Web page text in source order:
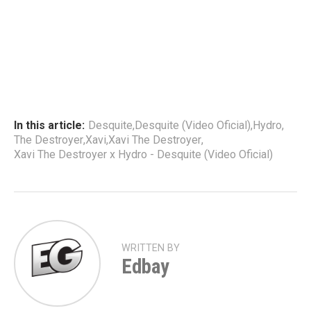
In this article: Desquite,Desquite (Video Oficial),Hydro,
The Destroyer,Xavi,Xavi The Destroyer,
Xavi The Destroyer x Hydro - Desquite (Video Oficial)
WRITTEN BY
Edbay